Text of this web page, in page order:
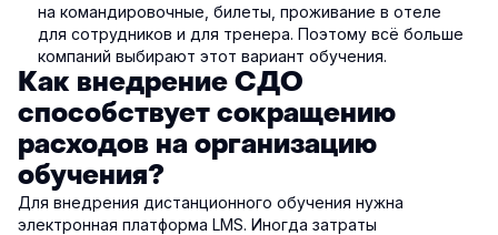
на командировочные, билеты, проживание в отеле
для сотрудников и для тренера. Поэтому всё больше
компаний выбирают этот вариант обучения.
Как внедрение СДО
способствует сокращению
расходов на организацию
обучения?
Для внедрения дистанционного обучения нужна
электронная платформа LMS. Иногда затраты